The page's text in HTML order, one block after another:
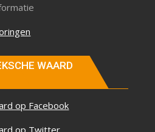
WAARD
op Facebook
op Twitter